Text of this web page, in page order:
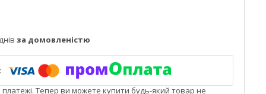
за домовленістю
платежі. Тепер ви можете купити будь-який товар не